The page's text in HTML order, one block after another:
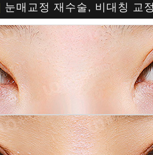
눈매교정 재수술, 비대칭 교